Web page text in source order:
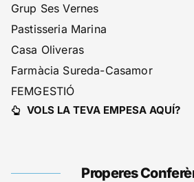
Grup Ses Vernes
Pastisseria Marina
Casa Oliveras
Farmàcia Sureda-Casamor
FEMGESTIÓ
VOLS LA TEVA EMPESA AQUÍ?
Properes